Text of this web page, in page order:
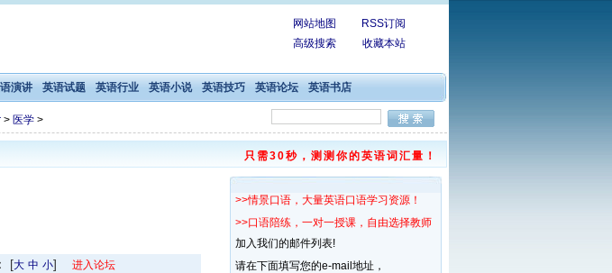
网站地图
RSS订阅
高级搜索
收藏本站
演讲 英语试题 英语行业 英语小说 英语技巧 英语论坛 英语书店
> 医学>
只需30秒，测测你的英语词汇量！
[大 中 小] 进入论坛
>>情景口语，大量英语口语学习资源！
>>口语陪练，一对一授课，自由选择教师！
加入我们的邮件列表!
请在下面填写您的e-mail地址，